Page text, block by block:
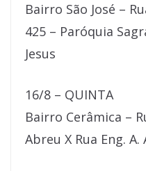
Bairro São José –
425 – Paróquia
Jesus
16/8 – QUINTA
Bairro Cerâmica –
Abreu X Rua Eng.